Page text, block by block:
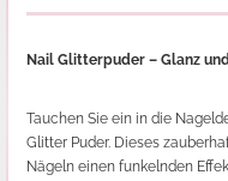
Nail Glitterpuder – Glanz
Tauchen Sie ein in die
Glitter Puder. Dieses
Nägeln einen funkelnden